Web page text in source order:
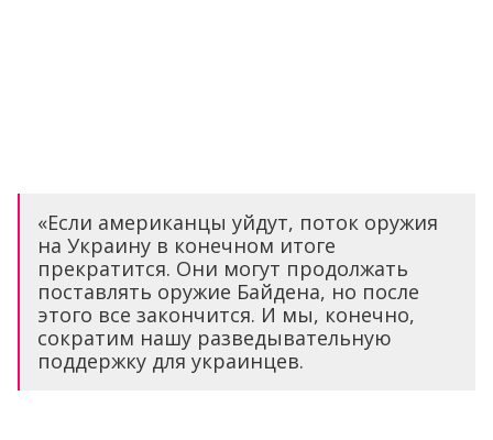
«Если американцы уйдут, поток оружия
на Украину в конечном итоге
прекратится. Они могут продолжать
поставлять оружие Байдена, но после
этого все закончится. И мы, конечно,
сократим нашу разведывательную
поддержку для украинцев.